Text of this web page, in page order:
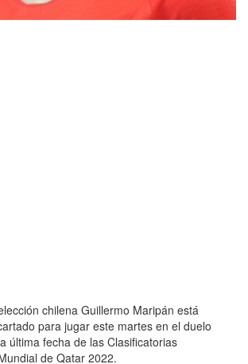
chilena Guillermo Maripán está
para jugar este martes en el duelo
última fecha de las Clasificatorias
de Qatar 2022.